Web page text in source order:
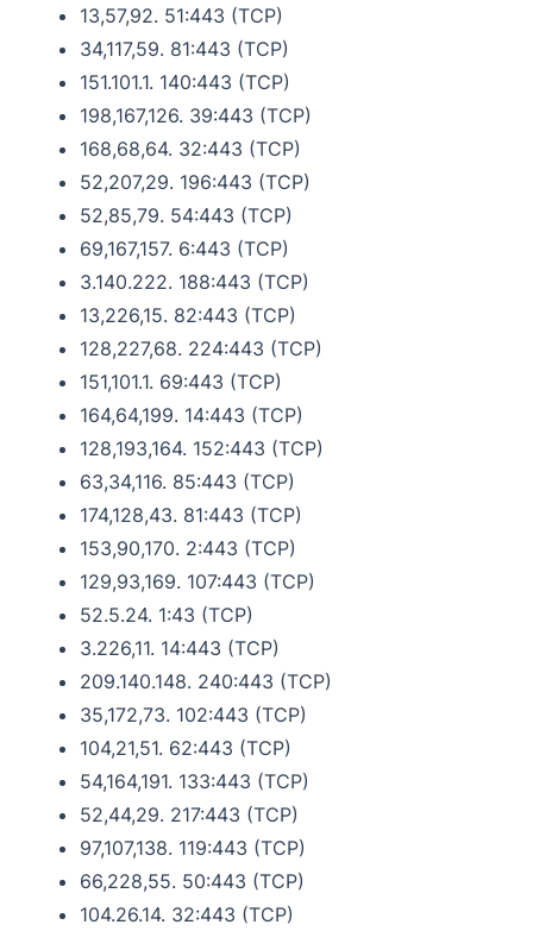
13,57,92. 51:443 (TCP)
34,117,59. 81:443 (TCP)
151.101.1. 140:443 (TCP)
198,167,126. 39:443 (TCP)
168,68,64. 32:443 (TCP)
52,207,29. 196:443 (TCP)
52,85,79. 54:443 (TCP)
69,167,157. 6:443 (TCP)
3.140.222. 188:443 (TCP)
13,226,15. 82:443 (TCP)
128,227,68. 224:443 (TCP)
151,101.1. 69:443 (TCP)
164,64,199. 14:443 (TCP)
128,193,164. 152:443 (TCP)
63,34,116. 85:443 (TCP)
174,128,43. 81:443 (TCP)
153,90,170. 2:443 (TCP)
129,93,169. 107:443 (TCP)
52.5.24. 1:43 (TCP)
3.226,11. 14:443 (TCP)
209.140.148. 240:443 (TCP)
35,172,73. 102:443 (TCP)
104,21,51. 62:443 (TCP)
54,164,191. 133:443 (TCP)
52,44,29. 217:443 (TCP)
97,107,138. 119:443 (TCP)
66,228,55. 50:443 (TCP)
104.26.14. 32:443 (TCP)